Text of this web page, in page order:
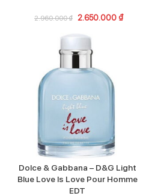
2.960.000₫ 2.650.000 ₫
Dolce & Gabbana – D&G Light
Blue Love Is Love Pour Homme
EDT